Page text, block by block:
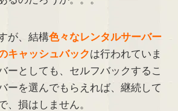
が、結構色々なレンタルサーバー
キャッシュバックは行われていま
ーとしても、セルフバックするこ
ーを選んでもらえれば、継続して
、損はしません。